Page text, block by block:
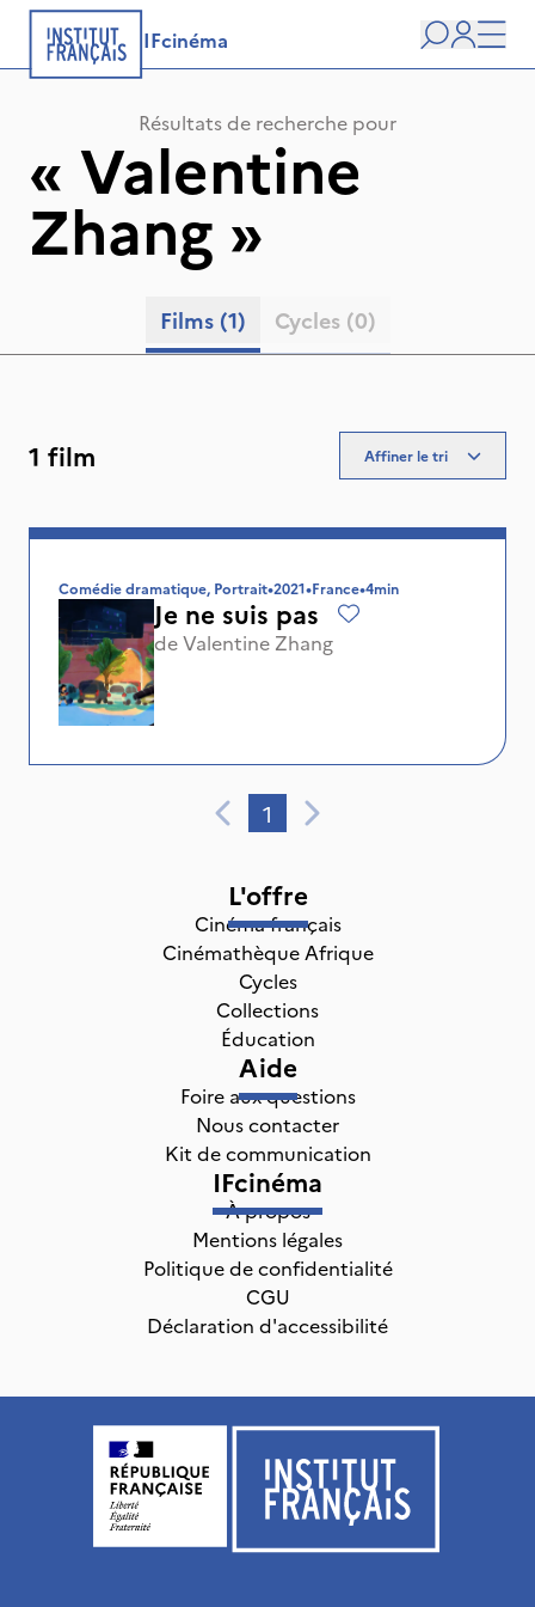
IFcinéma
user
Résultats de recherche pour
« Valentine
Zhang »
Films (1) Cycles (0)
1 film Affiner le tri
Comédie dramatique, Portrait•2021•France•4min
Je ne suis pas
deValentine Zhang
1
L'offre
Cinéma français
Cinémathèque Afrique
Cycles
Collections
Éducation
Aide
Foire aux questions
Nous contacter
Kit de communication
IFcinéma
À propos
Mentions légales
Politique de confidentialité
CGU
Déclaration d'accessibilité